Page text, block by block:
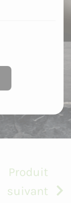
Produit
suivant